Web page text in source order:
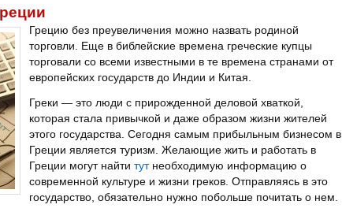
Грецию без преувеличения можно назвать родиной
торговли. Еще в библейские времена греческие купцы
торговали со всеми известными в те времена странами от
европейских государств до Индии и Китая.
Греки — это люди с прирожденной деловой хваткой,
которая стала привычкой и даже образом жизни жителей
этого государства. Сегодня самым прибыльным бизнесом в
Греции является туризм. Желающие жить и работать в
Греции могут найти тутнеобходимую информацию о
современной культуре и жизни греков. Отправляясь в это
государство, обязательно нужно побольше почитать о нем.